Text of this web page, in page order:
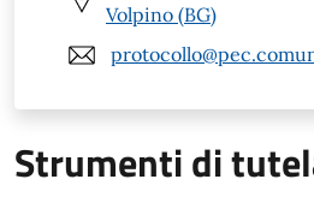
Volpino (BG)
Strumenti di